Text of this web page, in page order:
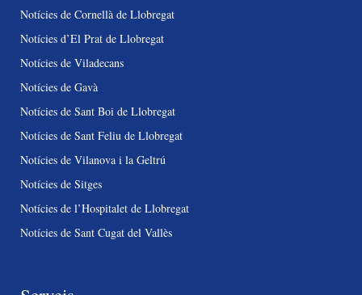
Notícies de Cornellà de Llobregat
Notícies d’El Prat de Llobregat
Notícies de Viladecans
Notícies de Gavà
Notícies de Sant Boi de Llobregat
Notícies de Sant Feliu de Llobregat
Notícies de Vilanova i la Geltrú
Notícies de Sitges
Notícies de l’Hospitalet de Llobregat
Notícies de Sant Cugat del Vallès